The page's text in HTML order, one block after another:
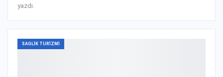
yazdı.
SAGLIK TURIZMI